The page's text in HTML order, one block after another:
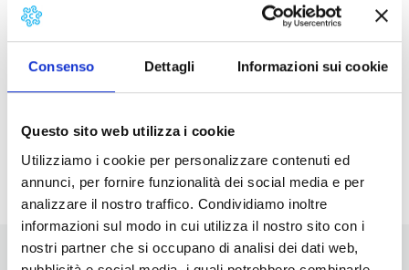
Consenso Dettagli Informazioni sui cookie
Questo sito web utilizza i cookie
Utilizziamo i cookie per personalizzare contenuti ed
annunci, per fornire funzionalità dei social media e per
analizzare il nostro traffico. Condividiamo inoltre
informazioni sul modo in cui utilizza il nostro sito con i
nostri partner che si occupano di analisi dei dati web,
grotta monticello
Prossimi eventi
<li>Non ci sono eventi con questo tag</li>